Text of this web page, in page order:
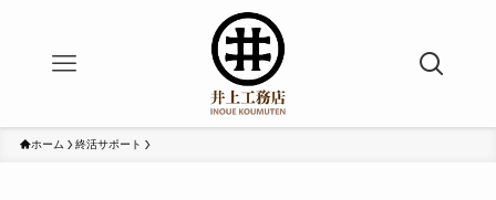
ホーム 終活サポート